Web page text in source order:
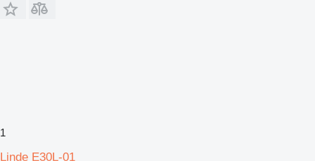
1
Linde E30L-01